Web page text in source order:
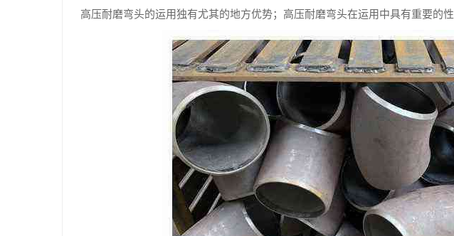
高压耐磨弯头的运用独有尤其的地方优势；高压耐磨弯头在运用中具有重要的性